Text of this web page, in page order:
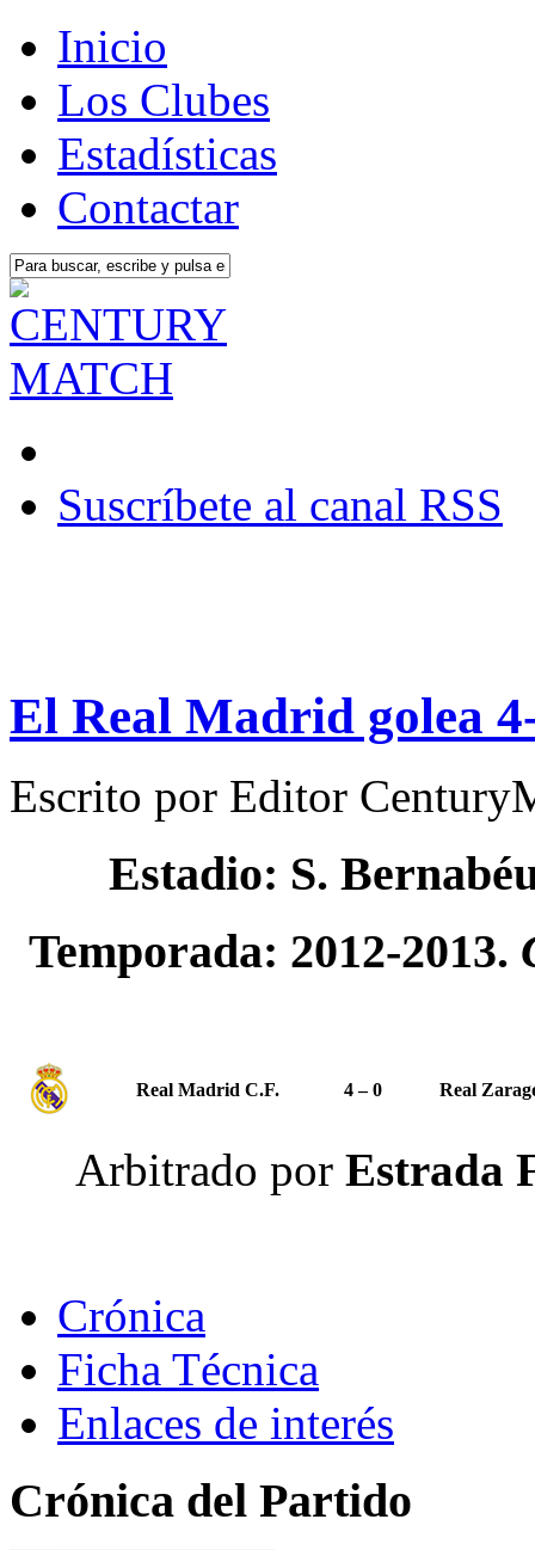
Inicio
Los Clubes
Estadísticas
Contactar
Suscríbete al canal RSS
El Real Madrid golea
Escrito por Editor
Estadio: S.
Temporada: 2012-2013.
Real Madrid C.F. 4 – 0 Real
Arbitrado por Estrada
Crónica
Ficha Técnica
Enlaces de interés
Crónica del Partido